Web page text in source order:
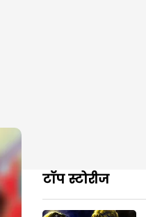
टॉप स्टोरीज